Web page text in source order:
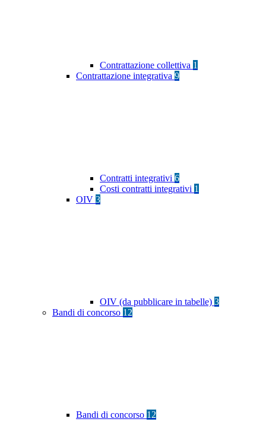
Contrattazione collettiva 1
Contrattazione integrativa 9
Contratti integrativi 6
Costi contratti integrativi 1
OIV 3
OIV (da pubblicare in tabelle) 3
Bandi di concorso 12
Bandi di concorso 12